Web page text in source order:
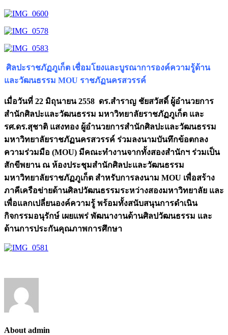
ศิลปะราชภัฏภูเก็ต เชื่อมโยงและบูรณาการองค์ความรู้ด้าน
และวัฒนธรรม MOU ราชภัฏนครสวรรค์
เมื่อวันที่ 22 มิถุนายน 2558 ดร.สำราญ ชัยสวัสดิ์ ผู้อำนวยการ
สำนักศิลปะและวัฒนธรรม มหาวิทยาลัยราชภัฏภูเก็ต และ
รศ.ดร.สุชาติ แสงทอง ผู้อำนวยการสำนักศิลปะและวัฒนธรรม
มหาวิทยาลัยราชภัฏนครสวรรค์ ร่วมลงนามบันทึกข้อตกลง
ความร่วมมือ (MOU) มีคณะทำงานจากทั้งสองสำนักฯ ร่วมเป็น
สักขีพยาน ณ ห้องประชุมสำนักศิลปะและวัฒนธรรม
มหาวิทยาลัยราชภัฏภูเก็ต สำหรับการลงนาม MOU เพื่อสร้าง
ภาคีเครือข่ายด้านศิลปวัฒนธรรมระหว่างสองมหาวิทยาลัย และ
เพื่อแลกเปลี่ยนองค์ความรู้ พร้อมทั้งสนับสนุนการดำเนิน
กิจกรรมอนุรักษ์ เผยแพร่ พัฒนางานด้านศิลปวัฒนธรรม และ
ด้านการประกันคุณภาพการศึกษา
About admin